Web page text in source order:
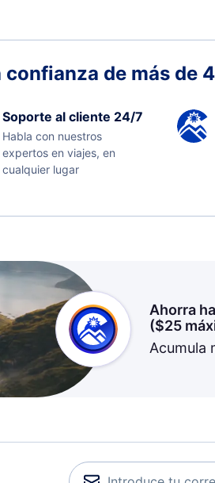
confianza de más de
Soporte al cliente 24/7
Habla con nuestros
expertos en viajes, en
cualquier lugar
Ahorra
($25
Acumula